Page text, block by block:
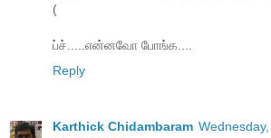
(
ப்ச்.....என்னவோ போங்க....
Reply
Karthick Chidambaram